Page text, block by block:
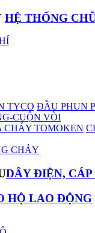
HỆ THỐNG
TYCO ĐẦU PHUN
CUỘN VÒI
CHÁY TOMOKEN
CHẢY
DÂY ĐIỆN,
HỘ LAO ĐỘNG